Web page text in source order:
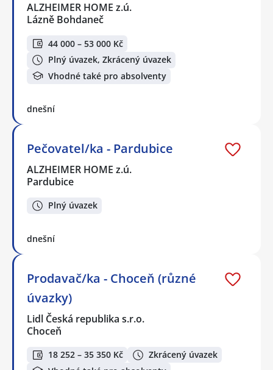
ALZHEIMER HOME z.ú.
Lázně Bohdaneč
44 000 – 53 000 Kč
Plný úvazek, Zkrácený úvazek
Vhodné také pro absolventy
dnešní
Pečovatel/ka - Pardubice
ALZHEIMER HOME z.ú.
Pardubice
Plný úvazek
dnešní
Prodavač/ka - Choceň (různé
úvazky)
Lidl Česká republika s.r.o.
Choceň
18 252 – 35 350 Kč
Zkrácený úvazek